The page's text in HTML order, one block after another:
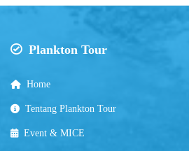
Plankton Tour
Home
Tentang Plankton Tour
Event & MICE